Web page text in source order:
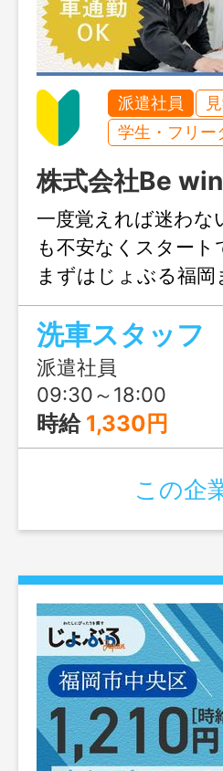
派遣社員
学生・フリー
株式会社Be win
一度覚えれば迷わ
も不安なくスター
まずはじょぶる福
洗車スタッフ
派遣社員
09:30～18:00
時給 1,330円
この企